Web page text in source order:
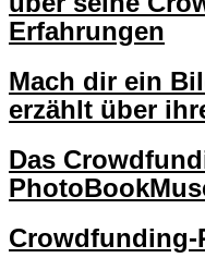
Erfahrungen
Mach dir ein
erzählt über
Das
Crowdfunding-